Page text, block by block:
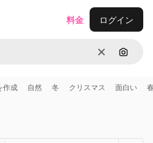
消去 画像で
料金 ログイン
作成 自然 冬 クリスマス 面白い